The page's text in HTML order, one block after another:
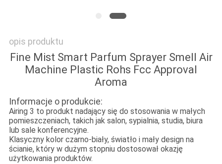
opis produktu
Fine Mist Smart Parfum Sprayer Smell Air
Machine Plastic Rohs Fcc Approval
Aroma
Informacje o produkcie:
Airing 3 to produkt nadający się do stosowania w małych
pomieszczeniach, takich jak salon, sypialnia, studia, biura
lub sale konferencyjne.
Klasyczny kolor czarno-biały, światło i mały design na
ścianie, który w dużym stopniu dostosował okazję
użytkowania produktów.